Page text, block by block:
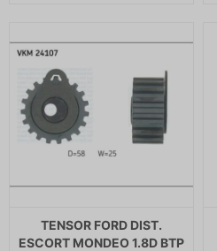
TENSOR FORD DIST.
ESCORT MONDEO 1.8D BTP